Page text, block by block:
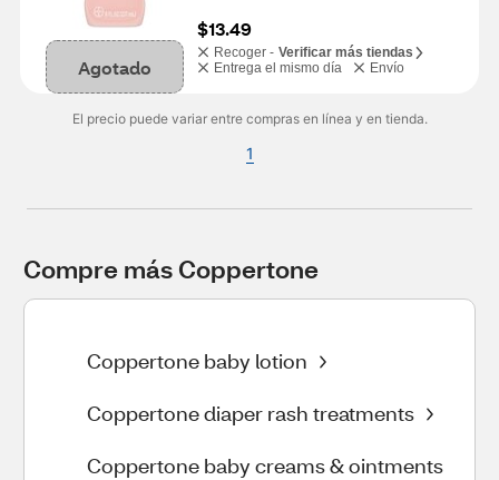
Agotado
$13.49
Recoger - Verificar más tiendas
Entrega el mismo día
Envío
El precio puede variar entre compras en línea y en tienda.
1
Compre más Coppertone
Coppertone baby lotion
Coppertone diaper rash treatments
Coppertone baby creams & ointments